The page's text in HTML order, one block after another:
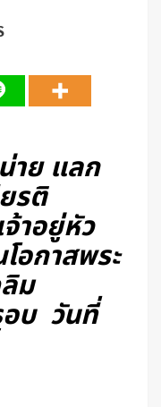
าย แลก
รติ
าอยู่หัว
อกาสพระ
ม
อบ วันที่